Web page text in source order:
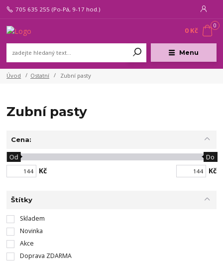
Menu
705 635 255 (Po-Pá, 9-17 hod.)
0
0 Kč
Úvod Ostatní Zubní pasty
Zubní pasty
Cena:
Kč
Od Do
Kč
Štítky
Skladem
Novinka
Akce
Doprava ZDARMA